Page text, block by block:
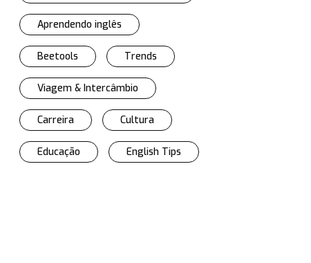
Aprendendo inglês
Beetools Trends
Viagem & Intercâmbio
Carreira Cultura
Educação English Tips